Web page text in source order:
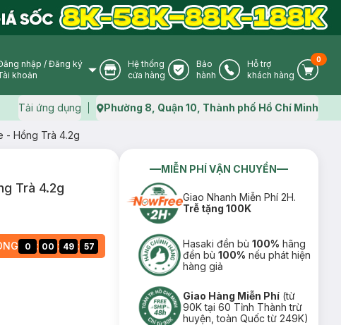
User Icon
nhập / Đăng ký
khoản
Store Icon
Hệ thống
cửa hàng
Warranty Icon
Bảo
hành
Phone Icon
Hỗ trợ
khách hàng
Cart
0
Tải ứng dụng Map icon
Phường 8, Quận 10, Thành phố Hồ Chí Minh
- Hồng Trà 4.2g
Trà 4.2g
0 : 00 : 49 : 56
MIỄN PHÍ VẬN CHUYỂN
Giao Nhanh Miễn Phí 2H.
Trễ tặng 100K
Hasaki đền bù100% hãng
đền bù100% nếu phát hiện
hàng giả
Giao Hàng Miễn Phí (từ
90K tại 60 Tỉnh Thành trừ
huyện, toàn Quốc từ 249K)